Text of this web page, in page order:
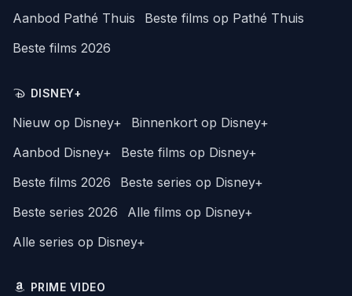
Aanbod Pathé Thuis
Beste films op Pathé Thuis
Beste films 2026
DISNEY+
Nieuw op Disney+
Binnenkort op Disney+
Aanbod Disney+
Beste films op Disney+
Beste films 2026
Beste series op Disney+
Beste series 2026
Alle films op Disney+
Alle series op Disney+
PRIME VIDEO